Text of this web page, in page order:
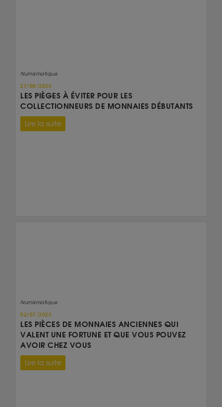
Numismatique
27/08/2025
LES PIÈGES À ÉVITER POUR LES
COLLECTIONNEURS DE MONNAIES DÉBUTANTS
Lire la suite
Numismatique
02/07/2025
LES PIÈCES DE MONNAIES ANCIENNES QUI
VALENT UNE FORTUNE ET QUE VOUS POUVEZ
AVOIR CHEZ VOUS
Lire la suite